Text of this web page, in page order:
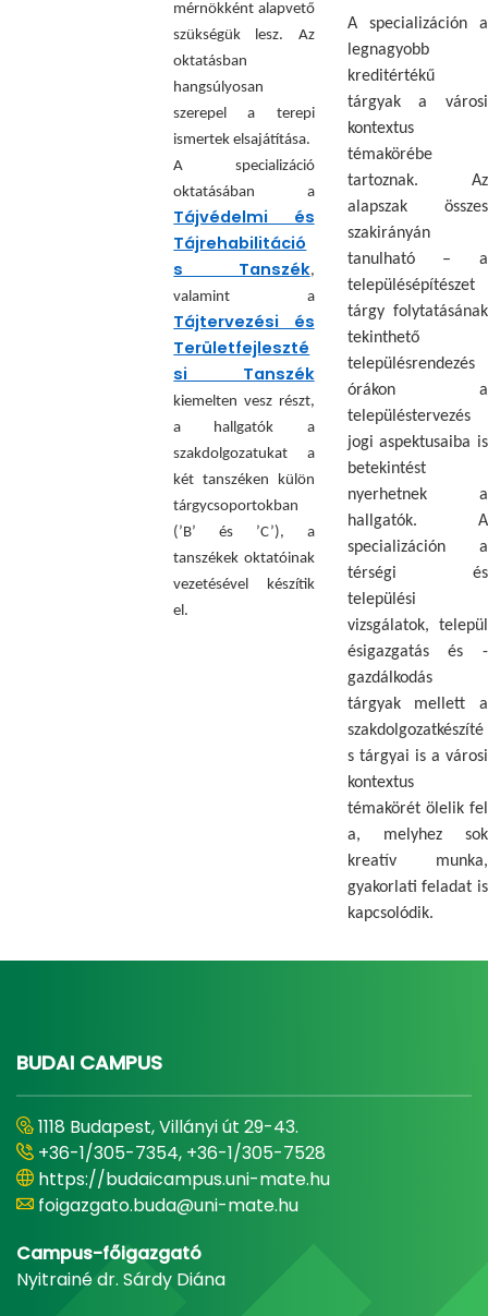
mérnökként alapvető
szükségük lesz. Az
oktatásban
hangsúlyosan
szerepel a terepi
ismertek elsajátítása.
A specializáció
oktatásában a
Tájvédelmi és
Tájrehabilitáció
s Tanszék,
valamint a
Tájtervezési és
Területfejleszté
si Tanszék
kiemelten vesz részt,
a hallgatók a
szakdolgozatukat a
két tanszéken külön
tárgycsoportokban
(’B’ és ’C’), a
tanszékek oktatóinak
vezetésével készítik
el.
A specializáción a
legnagyobb
kreditértékű
tárgyak a városi
kontextus
témakörébe
tartoznak. Az
alapszak összes
szakirányán
tanulható – a
településépítészet
tárgy folytatásának
tekinthető
településrendezés
órákon a
településtervezés
jogi aspektusaiba is
betekintést
nyerhetnek a
hallgatók. A
specializáción a
térségi és
települési
vizsgálatok, települ
ésigazgatás és -
gazdálkodás
tárgyak mellett a
szakdolgozatkészíté
s tárgyai is a városi
kontextus
témakörét ölelik fel
a, melyhez sok
kreatív munka,
gyakorlati feladat is
kapcsolódik.
BUDAI CAMPUS
1118 Budapest, Villányi út 29-43.
+36-1/305-7354, +36-1/305-7528
https://budaicampus.uni-mate.hu
foigazgato.buda@uni-mate.hu
Campus-főigazgató
Nyitrainé dr. Sárdy Diána